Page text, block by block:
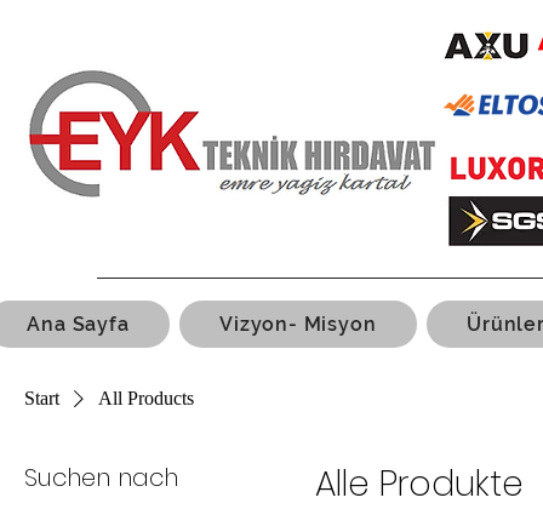
Ana Sayfa Vizyon- Misyon
Start All Products
Suchen nach Alle Produkte